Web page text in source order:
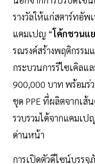
รางวัลให้แก่สตาร์ทอัพ
แคมเปญ “โค้กชวนแ
รณรงค์สร้างพฤติกรรม
กระบวนการรีไซเคิลแ
900,000 บาท พร้อมร่
ชุด PPE ที่ผลิตจากเส้
รวบรวมได้จากแคมเ
ด่านหน้า
การเปิดตัวดีไซน์บรร